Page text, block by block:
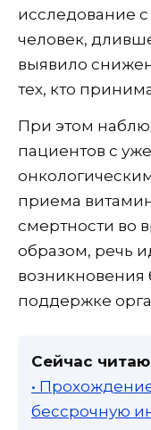
исследование с
человек,
выявило
тех, кто
При этом
пациентов с
приема
смертности во
образом, речь
возникновения
поддержке
Сейчас
•
бессрочную